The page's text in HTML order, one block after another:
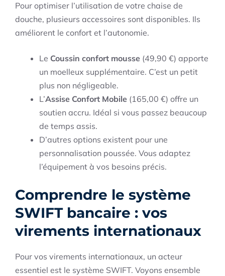
Pour optimiser l’utilisation de votre chaise de
douche, plusieurs accessoires sont disponibles. Ils
améliorent le confort et l’autonomie.
Le Coussin confort mousse (49,90 €) apporte
un moelleux supplémentaire. C’est un petit
plus non négligeable.
L’Assise Confort Mobile (165,00 €) offre un
soutien accru. Idéal si vous passez beaucoup
de temps assis.
D’autres options existent pour une
personnalisation poussée. Vous adaptez
l’équipement à vos besoins précis.
Comprendre le système
SWIFT bancaire : vos
virements internationaux
Pour vos virements internationaux, un acteur
essentiel est le système SWIFT. Voyons ensemble